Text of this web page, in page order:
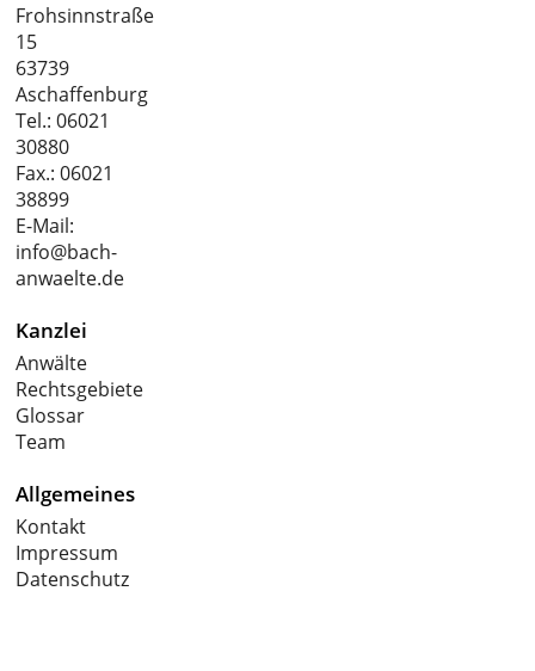
Frohsinnstraße
15
63739
Aschaffenburg
Tel.:06021
30880
Fax.: 06021
38899
E-Mail:
info@bach-
anwaelte.de
Kanzlei
Anwälte
Rechtsgebiete
Glossar
Team
Allgemeines
Kontakt
Impressum
Datenschutz